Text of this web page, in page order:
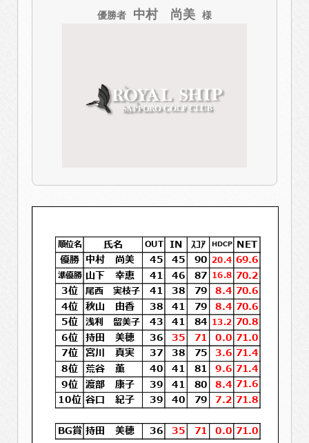
優勝者 中村 尚美 様